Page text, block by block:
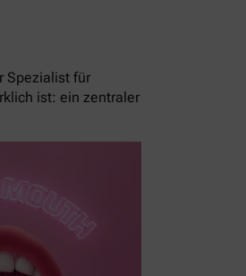
Spezialist für
ist: ein zentraler